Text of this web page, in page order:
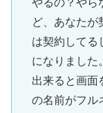
やるの？やら
ど、あなたが
は契約してる
になりました
出来ると画面
の名前がフル